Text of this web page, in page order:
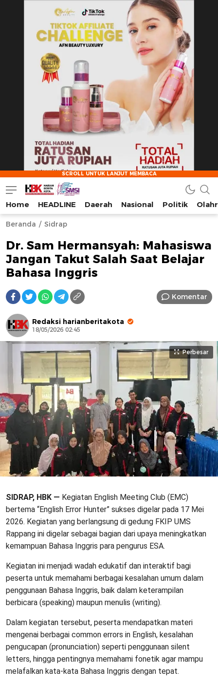
HarianBeritaKota
Mengabarkan Setiap Detil, Sudut, dan Cerita Kota
Home HEADLINE Daerah Nasional Politik
Beranda Sidrap
Dr. Sam Hermansyah: Mahasiswa
Jangan Takut Salah Saat Belajar
Bahasa Inggris
Komentar
Redaksi harianberitakota
18/05/2026 02:45
Perbesar
SIDRAP, HBK — Kegiatan English Meeting Club (EMC)
bertema “English Error Hunter” sukses digelar pada 17 Mei
2026. Kegiatan yang berlangsung di gedung FKIP UMS
Rappang ini digelar sebagai bagian dari upaya meningkatkan
kemampuan Bahasa Inggris para pengurus ESA.
Kegiatan ini menjadi wadah edukatif dan interaktif bagi
peserta untuk memahami berbagai kesalahan umum dalam
penggunaan Bahasa Inggris, baik dalam keterampilan
berbicara (speaking) maupun menulis (writing).
Dalam kegiatan tersebut, peserta mendapatkan materi
mengenai berbagai common errors in English, kesalahan
pengucapan (pronunciation) seperti penggunaan silent
letters, hingga pentingnya memahami fonetik agar mampu
melafalkan kata-kata Bahasa Inggris dengan tepat.